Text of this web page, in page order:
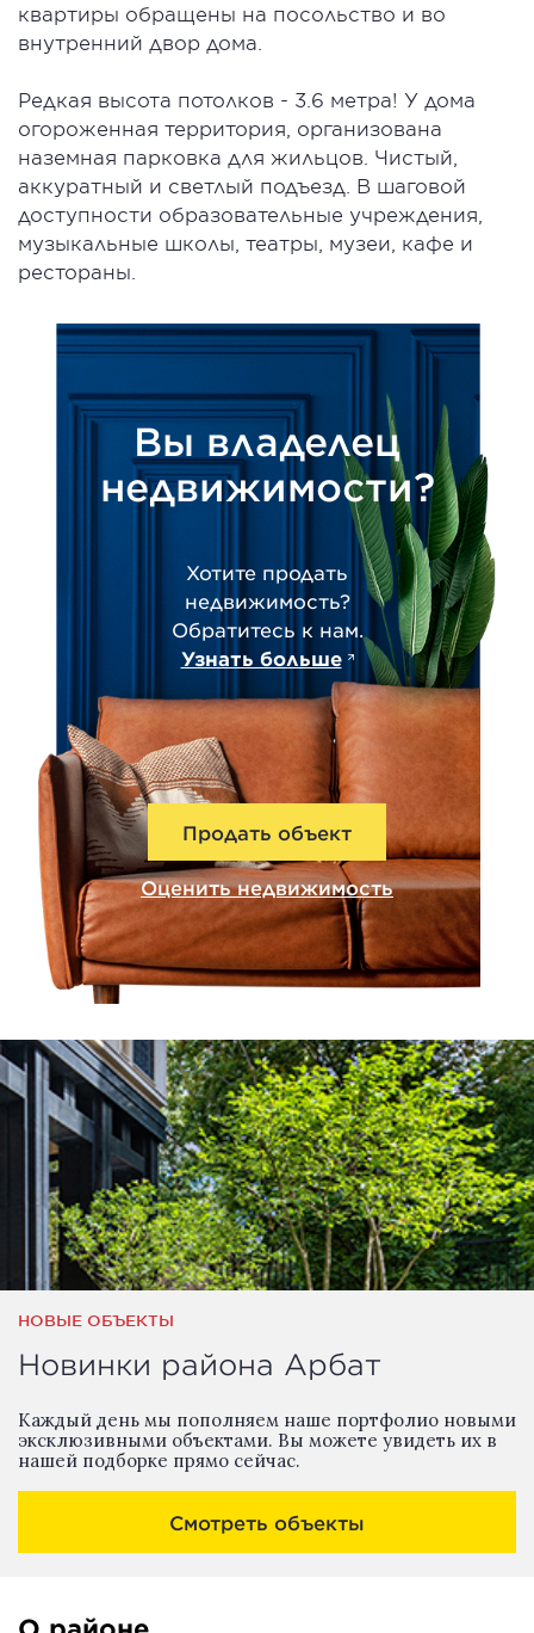
квартиры обращены на посольство и во
внутренний двор дома.
Редкая высота потолков - 3.6 метра! У дома
огороженная территория, организована
наземная парковка для жильцов. Чистый,
аккуратный и светлый подъезд. В шаговой
доступности образовательные учреждения,
музыкальные школы, театры, музеи, кафе и
рестораны.
Вы владелец
недвижимости?
Хотите продать
недвижимость?
Обратитесь к нам.
Узнать больше
Продать объект
Оценить недвижимость
НОВЫЕ ОБЪЕКТЫ
Новинки района Арбат
Каждый день мы пополняем наше портфолио новыми
эксклюзивными объектами. Вы можете увидеть их в
нашей подборке прямо сейчас.
Смотреть объекты